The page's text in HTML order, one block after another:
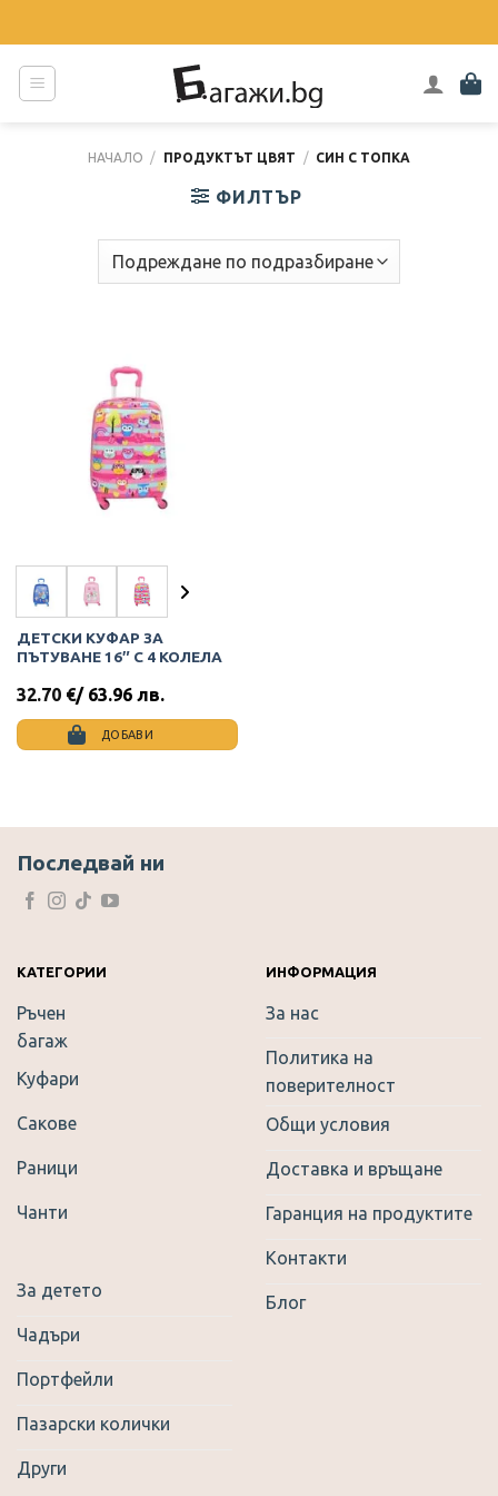
to
content
НАЧАЛО / ПРОДУКТЪТ ЦВЯТ / СИН С ТОПКА
ФИЛТЪР
ДЕТСКИ КУФАР ЗА
ПЪТУВАНЕ 16″ С 4 КОЛЕЛА
32.70 €/ 63.96 лв.
ДОБАВИ
multiple
variants.
options
chosen
the
product
Последвай ни
КАТЕГОРИИ
Ръчен
багаж
Куфари
Сакове
Раници
Чанти
За детето
Чадъри
Портфейли
Пазарски колички
Други
ИНФОРМАЦИЯ
За нас
Политика на
поверителност
Общи условия
Доставка и връщане
Гаранция на продуктите
Контакти
Блог